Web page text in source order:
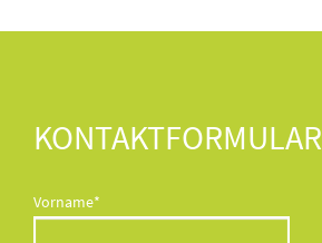
KONTAKTFORMULAR
Pflichtfeld
Vorname*